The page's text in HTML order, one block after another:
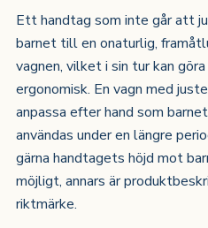
Ett handtag som inte går att
barnet till en onaturlig,
vagnen, vilket i sin tur kan
ergonomisk. En vagn med
anpassa efter hand som
användas under en längre
gärna handtagets höjd mot
möjligt, annars är
riktmärke.